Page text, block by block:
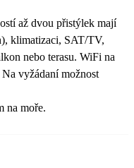
až dvou přistýlek mají
klimatizaci, SAT/TV,
nebo terasu. WiFi na
vyžádaní možnost
na moře.